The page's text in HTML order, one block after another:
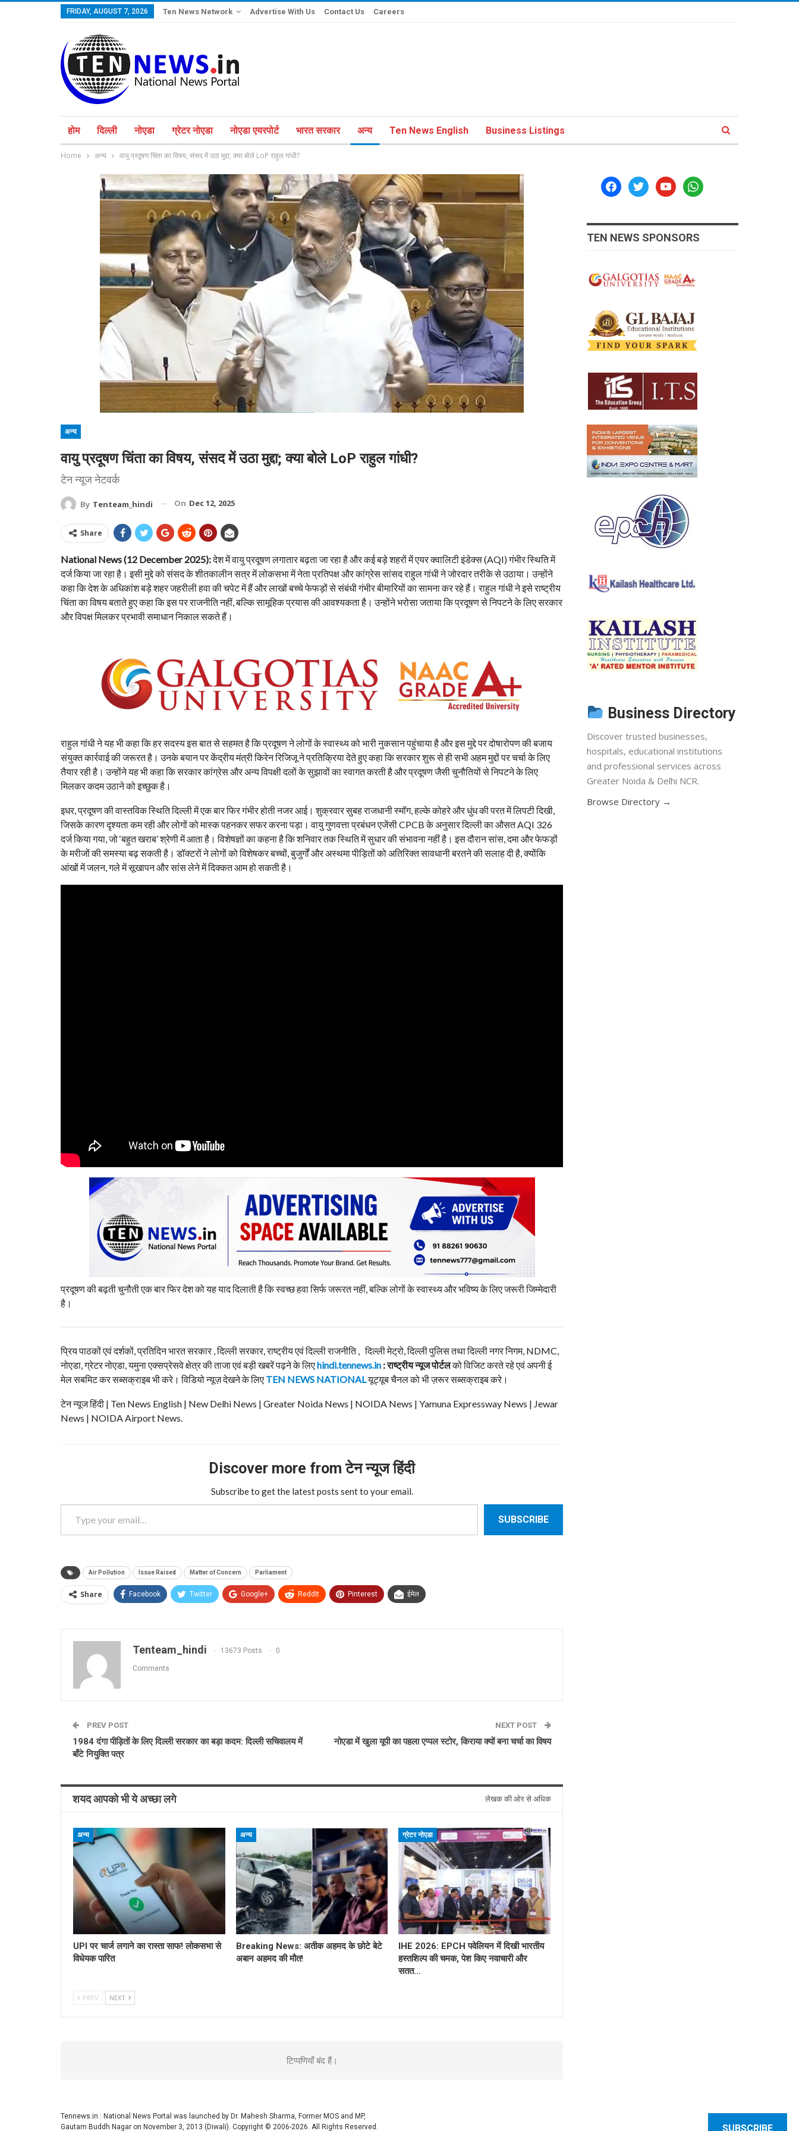
FRIDAY, AUGUST 7, 2026 Ten News Network Advertise With Us Contact Us Careers
होम दिल्ली नोएडा ग्रेटर नोएडा नोएडा एयरपोर्ट भारत सरकार अन्य Ten News English Business Listings
Home अन्य वायु प्रदूषण चिंता का विषय, संसद में उठा मुद्दा; क्या बोले LoP राहुल गांधी?
अन्य
वायु प्रदूषण चिंता का विषय, संसद में उठा मुद्दा; क्या बोले LoP राहुल गांधी?
टेन न्यूज नेटवर्क
By Tenteam_hindi On Dec 12, 2025
Share
National News (12 December 2025):देश में वायु प्रदूषण लगातार बढ़ता जा रहा है और कई बड़े शहरों में एयर क्वालिटी इंडेक्स (AQI) गंभीर स्थिति में
दर्ज किया जा रहा है। इसी मुद्दे को संसद के शीतकालीन सत्र में लोकसभा में नेता प्रतिपक्ष और कांग्रेस सांसद राहुल गांधी ने जोरदार तरीके से उठाया। उन्होंने
कहा कि देश के अधिकांश बड़े शहर जहरीली हवा की चपेट में हैं और लाखों बच्चे फेफड़ों से संबंधी गंभीर बीमारियों का सामना कर रहे हैं। राहुल गांधी ने इसे राष्ट्रीय
चिंता का विषय बताते हुए कहा कि इस पर राजनीति नहीं, बल्कि सामूहिक प्रयास की आवश्यकता है। उन्होंने भरोसा जताया कि प्रदूषण से निपटने के लिए सरकार
और विपक्ष मिलकर प्रभावी समाधान निकाल सकते हैं।
राहुल गांधी ने यह भी कहा कि हर सदस्य इस बात से सहमत है कि प्रदूषण ने लोगों के स्वास्थ्य को भारी नुकसान पहुंचाया है और इस मुद्दे पर दोषारोपण की बजाय
संयुक्त कार्रवाई की जरूरत है। उनके बयान पर केंद्रीय मंत्री किरेन रिजिजू ने प्रतिक्रिया देते हुए कहा कि सरकार शुरू से ही सभी अहम मुद्दों पर चर्चा के लिए
तैयार रही है। उन्होंने यह भी कहा कि सरकार कांग्रेस और अन्य विपक्षी दलों के सुझावों का स्वागत करती है और प्रदूषण जैसी चुनौतियों से निपटने के लिए
मिलकर कदम उठाने को इच्छुक है।
इधर, प्रदूषण की वास्तविक स्थिति दिल्ली में एक बार फिर गंभीर होती नजर आई। शुक्रवार सुबह राजधानी स्मॉग, हल्के कोहरे और धुंध की परत में लिपटी दिखी,
जिसके कारण दृश्यता कम रही और लोगों को मास्क पहनकर सफर करना पड़ा। वायु गुणवत्ता प्रबंधन एजेंसी CPCB के अनुसार दिल्ली का औसत AQI 326
दर्ज किया गया, जो ‘बहुत खराब’ श्रेणी में आता है। विशेषज्ञों का कहना है कि शनिवार तक स्थिति में सुधार की संभावना नहीं है। इस दौरान सांस, दमा और फेफड़ों
के मरीजों की समस्या बढ़ सकती है। डॉक्टरों ने लोगों को विशेषकर बच्चों, बुजुर्गों और अस्थमा पीड़ितों को अतिरिक्त सावधानी बरतने की सलाह दी है, क्योंकि
आंखों में जलन, गले में सूखापन और सांस लेने में दिक्कत आम हो सकती है।
प्रदूषण की बढ़ती चुनौती एक बार फिर देश को यह याद दिलाती है कि स्वच्छ हवा सिर्फ जरूरत नहीं, बल्कि लोगों के स्वास्थ्य और भविष्य के लिए जरूरी जिम्मेदारी
है।
प्रिय पाठकों एवं दर्शकों, प्रतिदिन भारत सरकार , दिल्ली सरकार, राष्ट्रीय एवं दिल्ली राजनीति , दिल्ली मेट्रो, दिल्ली पुलिस तथा दिल्ली नगर निगम, NDMC,
नोएडा, ग्रेटर नोएडा, यमुना एक्सप्रेसवे क्षेत्र की ताजा एवं बड़ी खबरें पढ़ने के लिएhindi.tennews.in : राष्ट्रीय न्यूज पोर्टलको विजिट करते रहे एवं अपनी ई
मेल सबमिट कर सब्सक्राइब भी करे। विडियो न्यूज़ देखने के लिए TEN NEWS NATIONAL यूट्यूब चैनल को भी ज़रूर सब्सक्राइब करे।
टेन न्यूज हिंदी | Ten News English | New Delhi News | Greater Noida News | NOIDA News | Yamuna Expressway News | Jewar
News | NOIDA Airport News.
Discover more from टेन न्यूज हिंदी
Subscribe to get the latest posts sent to your email.
Type your email…
SUBSCRIBE
Air Pollution Issue Raised Matter of Concern Parliament
Share Facebook Twitter Google+ ReddIt Pinterest ईमेल
Tenteam_hindi 13673 Posts 0
Comments
PREV POST
1984 दंगा पीड़ितों के लिए दिल्ली सरकार का बड़ा कदम: दिल्ली सचिवालय में
बाँटे नियुक्ति पत्र
NEXT POST
नोएडा में खुला यूपी का पहला एप्पल स्टोर, किराया क्यों बना चर्चा का विषय
शयद आपको भी ये अच्छा लगे लेखक की ओर से अधिक
अन्य
UPI पर चार्ज लगाने का रास्ता साफ! लोकसभा से
विधेयक पारित
अन्य
Breaking News: अतीक अहमद के छोटे बेटे
अबान अहमद की मौत!
ग्रेटर नोएडा
IHE 2026: EPCH पवेलियन में दिखी भारतीय
हस्तशिल्प की चमक, पेश किए नवाचारी और
सतत…
PREV NEXT
टिप्पणियाँ बंद हैं।
facebooktwitteryoutubewhatsapp
TEN NEWS SPONSORS
Business Directory
Discover trusted businesses,
hospitals, educational institutions
and professional services across
Greater Noida & Delhi NCR.
Browse Directory →
Tennews.in : National News Portal was launched by Dr. Mahesh Sharma, Former MOS and MP,
Gautam Buddh Nagar on November 3, 2013 (Diwali). Copyright © 2006-2026. All Rights Reserved.
SUBSCRIBE